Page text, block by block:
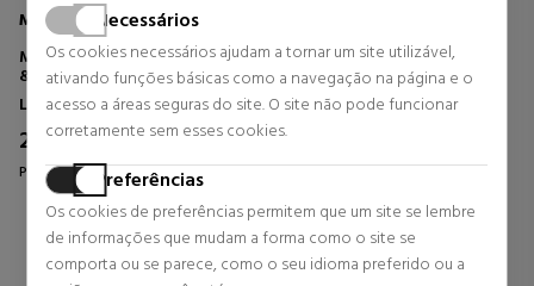
Necessários
Os cookies necessários ajudam a tornar um site utilizável,
ativando funções básicas como a navegação na página e o
acesso a áreas seguras do site. O site não pode funcionar
corretamente sem esses cookies.
Preferências
Os cookies de preferências permitem que um site se lembre
de informações que mudam a forma como o site se
comporta ou se parece, como o seu idioma preferido ou a
MOLTON BROWN
MESMERISING OUDH ACCORD
& GOLD FINE LIQUID HAND
WASH
SABONETE
Linhas de Banho Feminino
21,37 € 29% DTO.
Preço habitual 30,00 €
0 revisões
CREME PARA AS MÃOS
VERBENA
Cuidados com a mão
7,75 €
Preço habitual 11,66 €
0 revisões